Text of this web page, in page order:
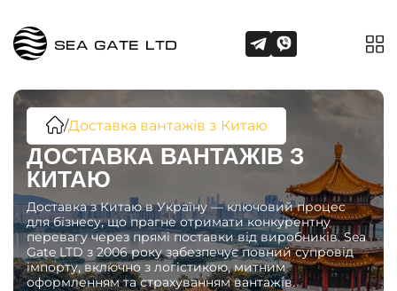
/Доставка вантажів з Китаю
ДОСТАВКА ВАНТАЖІВ З
КИТАЮ
Доставка з Китаю в Україну — ключовий процес
для бізнесу, що прагне отримати конкурентну
перевагу через прямі поставки від виробників. Sea
Gate LTD з 2006 року забезпечує повний супровід
імпорту, включно з логістикою, митним
оформленням та страхуванням вантажів.